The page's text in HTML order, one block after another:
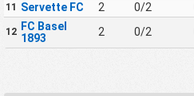
11 Servette FC 2 0/2
12 FC Basel
1893
2 0/2